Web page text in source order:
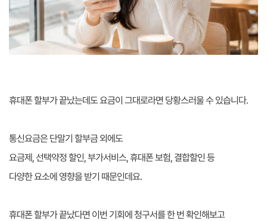
휴대폰 할부가 끝났는데도 요금이 그대로라면 당황스러울 수 있습니다.
통신요금은 단말기 할부금 외에도
요금제, 선택약정 할인, 부가서비스, 휴대폰 보험, 결합할인 등
다양한 요소에 영향을 받기 때문인데요.
휴대폰 할부가 끝났다면 이번 기회에 청구서를 한 번 확인해보고